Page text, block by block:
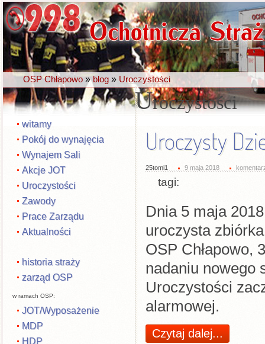
OSP Chłapowo » blog » Uroczystości
witamy
Pokój do wynajęcia
Wynajem Sali
Akcje JOT
Uroczystości
Zawody
Prace Zarządu
Aktualności
historia straży
zarząd OSP
w ramach OSP:
JOT/Wyposażenie
MDP
HDP
Uroczystości
Uroczysty
25tomi1 9 maja 2018
tagi:
Dnia 5 maja
uroczysta
OSP Chłapowo,
nadaniu nowego
Uroczystości
alarmowej.
Czytaj dalej...